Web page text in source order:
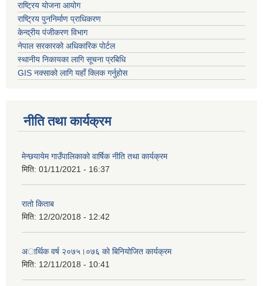
राष्ट्रिय योजना आयोग
राष्ट्रिय पुननिर्माण प्राधिकरण
केन्द्रीय पंजीकरण विभाग
नेपाल सरकारको अधिकारिक पोर्टल
स्थानीय निकायका लागि सूचना प्रबिधि
GIS नक्साको लागि यहाँ क्लिक गर्नुहोस
नीति तथा कार्यक्रम
मेन्छयायेम गाउँपालिकाको वार्षिक नीति तथा कार्यक्रम
मिति: 01/11/2021 - 16:37
रातो किताब
मिति: 12/20/2018 - 12:42
अार्थिक वर्ष २०७५।०७६ काे बिनियोजित कार्यक्रम
मिति: 12/11/2018 - 10:41